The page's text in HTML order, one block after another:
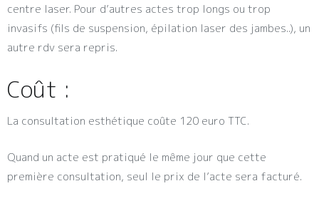
centre laser. Pour d’autres actes trop longs ou trop
invasifs (fils de suspension, épilation laser des jambes..), un
autre rdv sera repris.
Coût :
La consultation esthétique coûte 120 euro TTC.
Quand un acte est pratiqué le même jour que cette
première consultation, seul le prix de l’acte sera facturé.